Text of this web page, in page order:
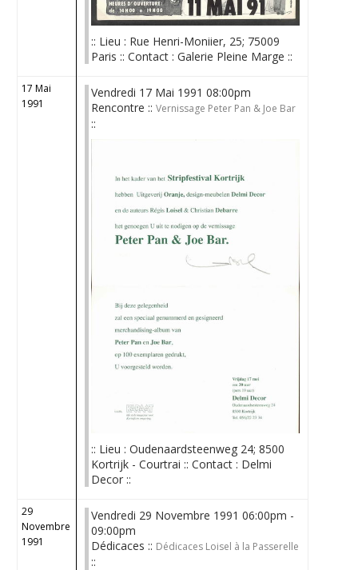
:: Lieu : Rue Henri-Moniier, 25; 75009
Paris :: Contact : Galerie Pleine Marge ::
17 Mai
1991
Vendredi 17 Mai 1991 08:00pm
Rencontre ::Vernissage Peter Pan & Joe Bar
::
:: Lieu : Oudenaardsteenweg 24; 8500
Kortrijk - Courtrai :: Contact : Delmi
Decor ::
29
Novembre
1991
Vendredi 29 Novembre 1991 06:00pm -
09:00pm
Dédicaces :: Dédicaces Loisel à la Passerelle
::